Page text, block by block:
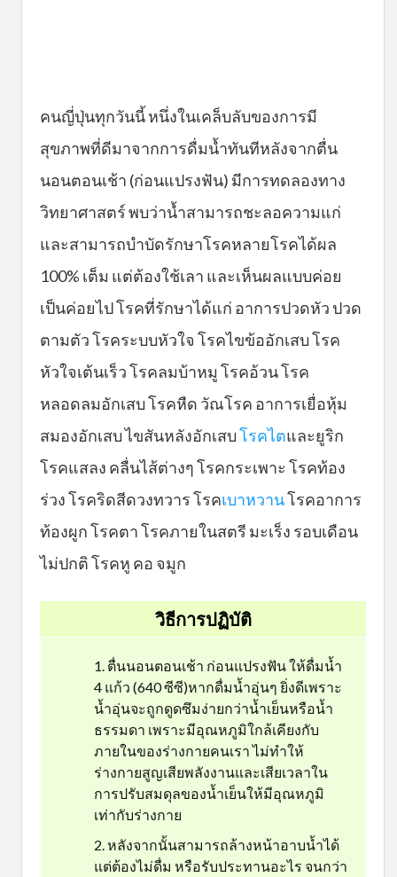
คนญี่ปุ่นทุกวันนี้ หนึ่งในเคล็บลับของการมี
สุขภาพที่ดีมาจากการดื่มน้ำทันทีหลังจากตื่น
นอนตอนเช้า (ก่อนแปรงฟัน) มีการทดลองทาง
วิทยาศาสตร์ พบว่าน้ำสามารถชะลอความแก่
และสามารถบำบัดรักษาโรคหลายโรคได้ผล
100% เต็ม แต่ต้องใช้เลา และเห็นผลแบบค่อย
เป็นค่อยไป โรคที่รักษาได้แก่ อาการปวดหัว ปวด
ตามตัว โรคระบบหัวใจ โรคไขข้ออักเสบ โรค
หัวใจเต้นเร็ว โรคลมบ้าหมู โรคอ้วน โรค
หลอดลมอักเสบ โรคหืด วัณโรค อาการเยื่อหุ้ม
สมองอักเสบ ไขสันหลังอักเสบโรคไตและยูริก
โรคแสลง คลื่นไส้ต่างๆ โรคกระเพาะ โรคท้อง
ร่วง โรคริดสีดวงทวาร โรคเบาหวานโรคอาการ
ท้องผูก โรคตา โรคภายในสตรี มะเร็ง รอบเดือน
ไม่ปกติ โรคหู คอ จมูก
วิธีการปฏิบัติ
ตื่นนอนตอนเช้า ก่อนแปรงฟัน ให้ดื่มน้ำ
4 แก้ว (640 ซีซี)หากดื่มน้ำอุ่นๆ ยิ่งดีเพราะ
น้ำอุ่นจะถูกดูดซึมง่ายกว่าน้ำเย็นหรือน้ำ
ธรรมดา เพราะมีอุณหภูมิใกล้เคียงกับ
ภายในของร่างกายคนเรา ไม่ทำให้
ร่างกายสูญเสียพลังงานและเสียเวลาใน
การปรับสมดุลของน้ำเย็นให้มีอุณหภูมิ
เท่ากับร่างกาย
หลังจากนั้นสามารถล้างหน้าอาบน้ำได้
แต่ต้องไม่ดื่ม หรือรับประทานอะไร จนกว่า